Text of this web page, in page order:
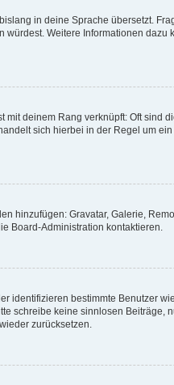
in deine Sprache übersetzt.
Weitere Informationen dazu
deinem Rang verknüpft: Oft sind
sich hierbei in der Regel um
hinzufügen: Gravatar, Galerie,
Board-Administration kontaktieren.
bestimmte Benutzer
schreibe keine sinnlosen
zurücksetzen.